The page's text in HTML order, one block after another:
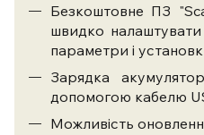
Безкоштовне ПЗ
швидко
параметри і
Зарядка
допомогою кабелю
Можливість